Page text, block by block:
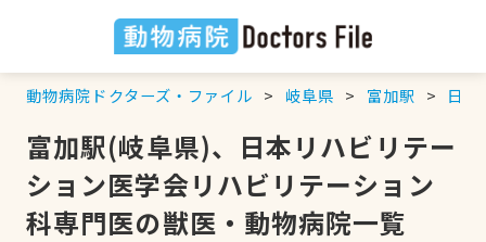
動物病院ドクターズ・ファイル 岐阜県 富加駅 日
富加駅(岐阜県)、日本リハビリテー
ション医学会リハビリテーション
科専門医の獣医・動物病院一覧